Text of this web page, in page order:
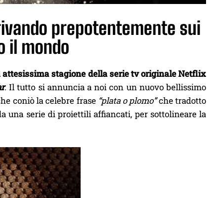
prepotentemente sui
il mondo
attesissima stagione della serie tv originale Netflix
. Il tutto si annuncia a noi con un nuovo bellissimo
coniò la celebre frase “plata o plomo”che tradotto
una serie di proiettili affiancati, per sottolineare la